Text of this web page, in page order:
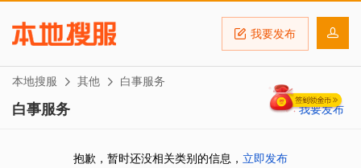
我要发布
本地搜服 其他 白事服务
白事服务 我要发布
抱歉，暂时还没相关类别的信息， 立即发布